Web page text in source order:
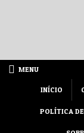
Skip to content
MENU
INÍCIO
POLÍTICA